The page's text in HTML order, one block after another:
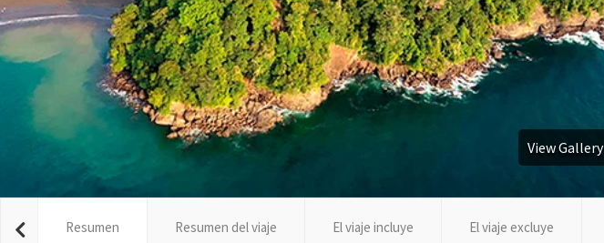
View Gallery
Resumen Resumen del viaje El viaje incluye El viaje excluye